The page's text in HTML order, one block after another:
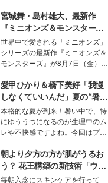
宮城舞・島村雄大、最新作
『ミニオンズ＆モンスター
ズ』の魅力熱弁 ハチャメチャ
だけじゃない“友情と絆”に感
動
世界中で愛される「ミニオンズ」
シリーズの最新作『ミニオンズ＆
モンスターズ』が8月7日（金）に
ニオン好き”という共通点を持つモ
デルの宮城舞と島村雄大の特別対
談をお届け！それぞれの視点か
ら、今作ならではの魅力や予想外
の感動をもたらす奥深いストーリ
ーについて熱く語り合ってもらっ
た。
愛甲ひかり＆橋下美好「我慢
しなくていいんだ」夏の“暑さ
対策”の新しい選択肢とは？
本格的な夏が到来！暑い中で、特
にゆううつになるのが生理中のム
レや不快感ですよね。今回はプラ
モデル・愛甲ひかりさんと橋下美
好さんを迎えて本音で女子会トー
ク。猛暑のお出かけを快適に過ご
朝より夕方の方が肌がうるお
う？ 花王構築の新技術「ウォ
ーターキャプチャリングスキ
毎朝入念にスキンケアを行って